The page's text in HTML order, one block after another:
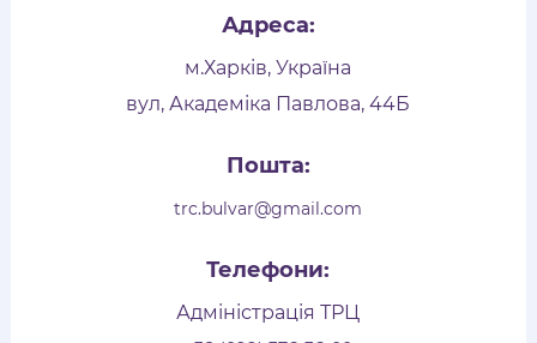
Адреса:
м.Харків, Україна
вул, Академіка Павлова, 44Б
Пошта:
trc.bulvar@gmail.com
Телефони:
Адміністрація ТРЦ